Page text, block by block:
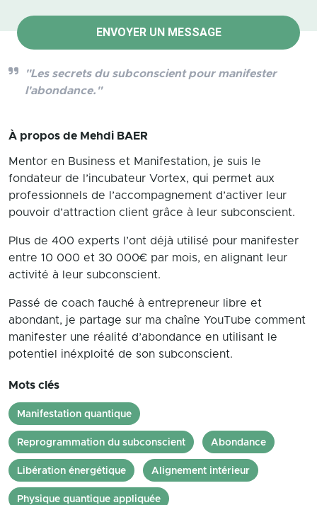
ENVOYER UN MESSAGE
"Les secrets du subconscient pour manifester
l'abondance."
À propos de Mehdi BAER
Mentor en Business et Manifestation, je suis le
fondateur de l’incubateur Vortex, qui permet aux
professionnels de l’accompagnement d’activer leur
pouvoir d’attraction client grâce à leur subconscient.
Plus de 400 experts l’ont déjà utilisé pour manifester
entre 10 000 et 30 000€ par mois, en alignant leur
activité à leur subconscient.
Passé de coach fauché à entrepreneur libre et
abondant, je partage sur ma chaîne YouTube comment
manifester une réalité d’abondance en utilisant le
potentiel inéxploité de son subconscient.
Mots clés
Manifestation quantique
Reprogrammation du subconscient Abondance
Libération énergétique Alignement intérieur
Physique quantique appliquée